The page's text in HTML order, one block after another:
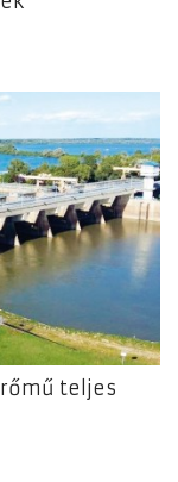
teljes